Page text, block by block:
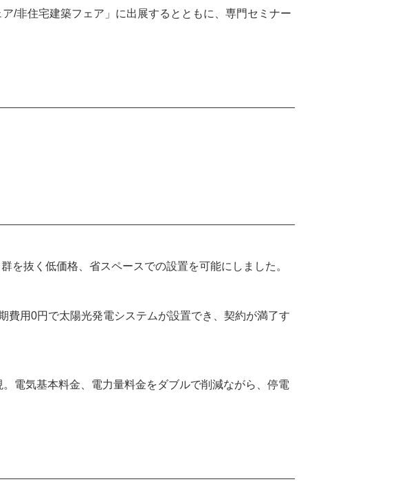
/非住宅建築フェア」に出展するとともに、専門セミナー
を抜く低価格、省スペースでの設置を可能にしました。
用0円で太陽光発電システムが設置でき、契約が満了す
電気基本料金、電力量料金をダブルで削減ながら、停電